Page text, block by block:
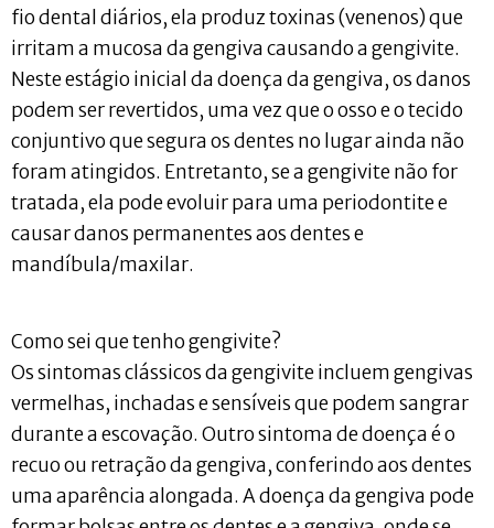
fio dental diários, ela produz toxinas (venenos) que
irritam a mucosa da gengiva causando a gengivite.
Neste estágio inicial da doença da gengiva, os danos
podem ser revertidos, uma vez que o osso e o tecido
conjuntivo que segura os dentes no lugar ainda não
foram atingidos. Entretanto, se a gengivite não for
tratada, ela pode evoluir para uma periodontite e
causar danos permanentes aos dentes e
mandíbula/maxilar.
Como sei que tenho gengivite?
Os sintomas clássicos da gengivite incluem gengivas
vermelhas, inchadas e sensíveis que podem sangrar
durante a escovação. Outro sintoma de doença é o
recuo ou retração da gengiva, conferindo aos dentes
uma aparência alongada. A doença da gengiva pode